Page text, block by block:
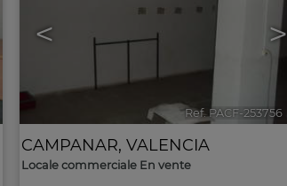
< >
Ref. PACF-253756
CAMPANAR, VALENCIA
Locale commerciale En vente